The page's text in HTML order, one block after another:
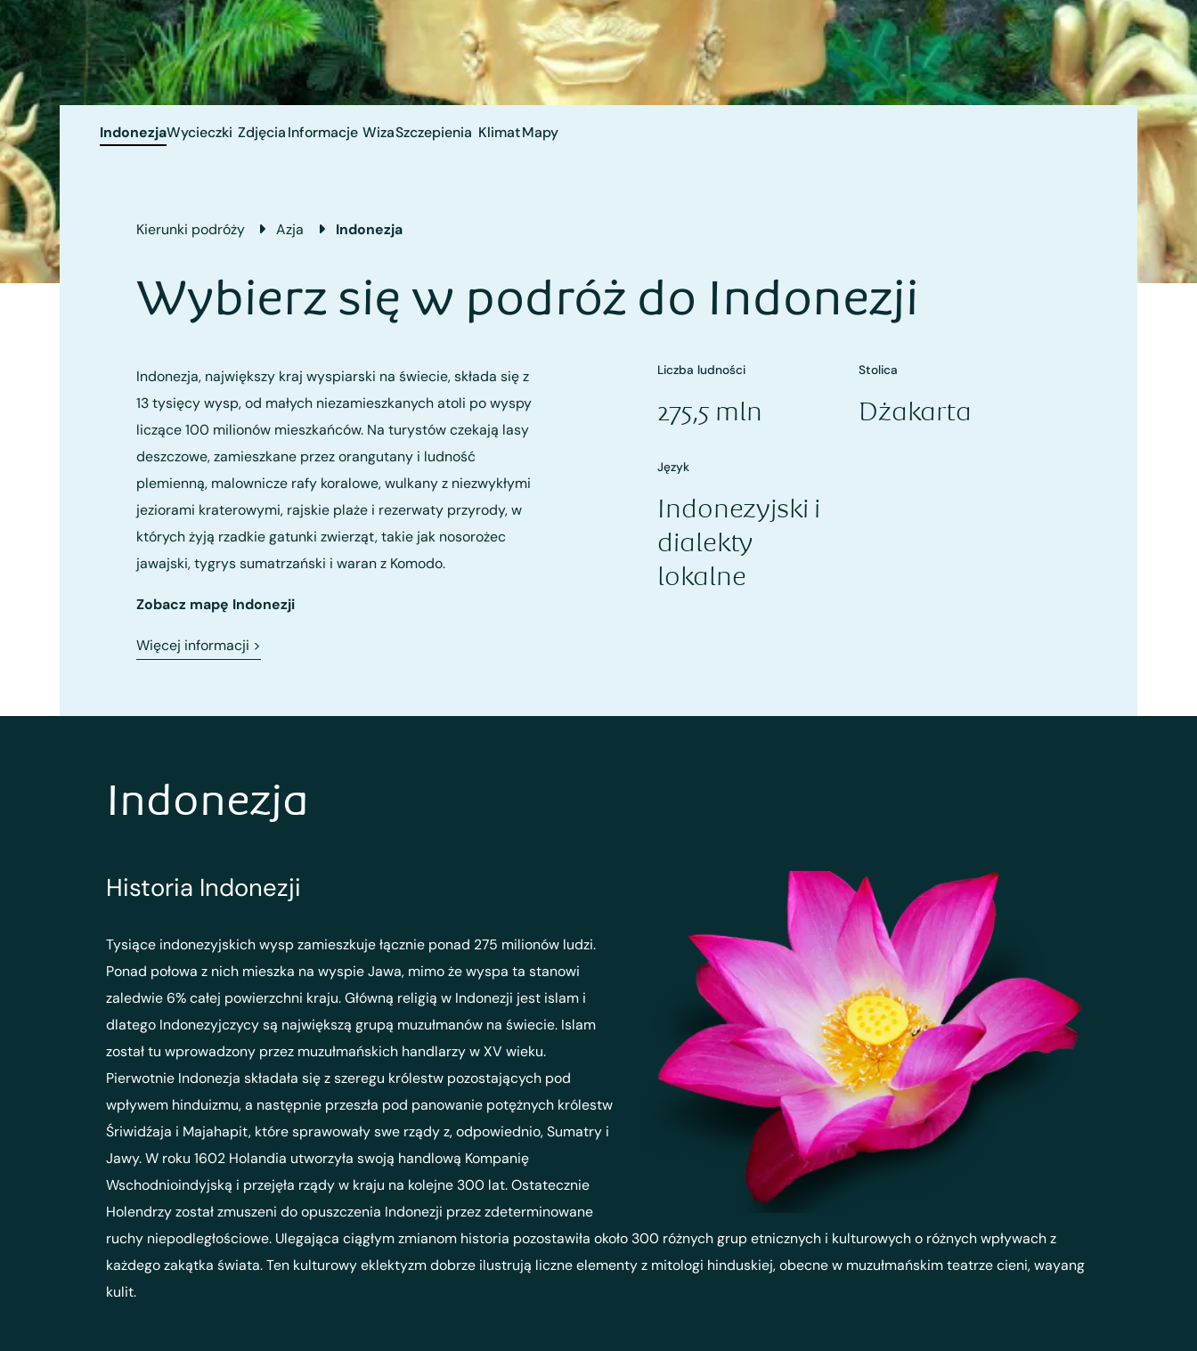
IndonezjaWycieczki ZdjęciaInformacje WizaSzczepienia KlimatMapy
Kierunki podróży Azja Indonezja
Wybierz się w podróż do Indonezji
Indonezja, największy kraj wyspiarski na świecie, składa się z
13 tysięcy wysp, od małych niezamieszkanych atoli po wyspy
liczące 100 milionów mieszkańców. Na turystów czekają lasy
deszczowe, zamieszkane przez orangutany i ludność
plemienną, malownicze rafy koralowe, wulkany z niezwykłymi
jeziorami kraterowymi, rajskie plaże i rezerwaty przyrody, w
których żyją rzadkie gatunki zwierząt, takie jak nosorożec
jawajski, tygrys sumatrzański i waran z Komodo.
Zobacz mapę Indonezji
Więcej informacji >
Liczba ludności
275,5 mln
Stolica
Dżakarta
Język
Indonezyjski i
dialekty
lokalne
Indonezja
Historia Indonezji
Tysiące indonezyjskich wysp zamieszkuje łącznie ponad 275 milionów ludzi.
Ponad połowa z nich mieszka na wyspie Jawa, mimo że wyspa ta stanowi
zaledwie 6% całej powierzchni kraju. Główną religią w Indonezji jest islam i
dlatego Indonezyjczycy są największą grupą muzułmanów na świecie. Islam
został tu wprowadzony przez muzułmańskich handlarzy w XV wieku.
Pierwotnie Indonezja składała się z szeregu królestw pozostających pod
wpływem hinduizmu, a następnie przeszła pod panowanie potężnych królestw
Śriwidźaja i Majahapit, które sprawowały swe rządy z, odpowiednio, Sumatry i
Jawy. W roku 1602 Holandia utworzyła swoją handlową Kompanię
Wschodnioindyjską i przejęła rządy w kraju na kolejne 300 lat. Ostatecznie
Holendrzy został zmuszeni do opuszczenia Indonezji przez zdeterminowane
ruchy niepodległościowe. Ulegająca ciągłym zmianom historia pozostawiła około 300 różnych grup etnicznych i kulturowych o różnych wpływach z
każdego zakątka świata. Ten kulturowy eklektyzm dobrze ilustrują liczne elementy z mitologi hinduskiej, obecne w muzułmańskim teatrze cieni, wayang
kulit.